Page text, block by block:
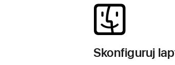
Skonfiguruj